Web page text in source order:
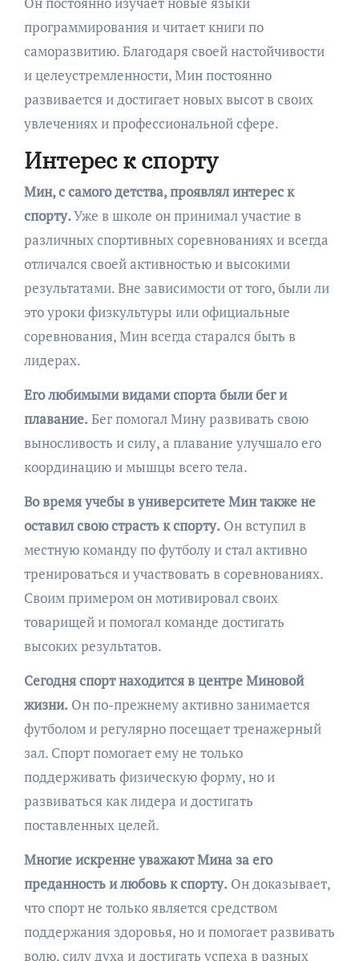
программирования и читает книги по
саморазвитию. Благодаря своей настойчивости
и целеустремленности, Мин постоянно
развивается и достигает новых высот в своих
увлечениях и профессиональной сфере.
Интерес к спорту
Мин, с самого детства, проявлял интерес к
спорту.Уже в школе он принимал участие в
различных спортивных соревнованиях и всегда
отличался своей активностью и высокими
результатами. Вне зависимости от того, были ли
это уроки физкультуры или официальные
соревнования, Мин всегда старался быть в
лидерах.
Его любимыми видами спорта были бег и
плавание. Бег помогал Мину развивать свою
выносливость и силу, а плавание улучшало его
координацию и мышцы всего тела.
Во время учебы в университете Мин также не
оставил свою страсть к спорту. Он вступил в
местную команду по футболу и стал активно
тренироваться и участвовать в соревнованиях.
Своим примером он мотивировал своих
товарищей и помогал команде достигать
высоких результатов.
Сегодня спорт находится в центре Миновой
жизни. Он по-прежнему активно занимается
футболом и регулярно посещает тренажерный
зал. Спорт помогает ему не только
поддерживать физическую форму, но и
развиваться как лидера и достигать
поставленных целей.
Многие искренне уважают Мина за его
преданность и любовь к спорту. Он доказывает,
что спорт не только является средством
поддержания здоровья, но и помогает развивать
волю, силу духа и достигать успеха в разных